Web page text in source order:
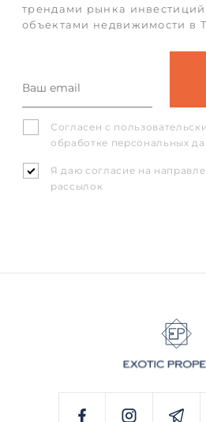
трендами рынка
объектами недвижимости в
Согласен с
обработке персональных
Я даю согласие на
рассылок